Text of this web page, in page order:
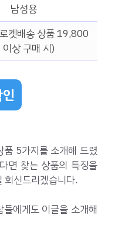
남성용
켓배송 상품 19,800
이상 구매 시)
5가지를 소개해 드렸
면 찾는 상품의 특징을
회신드리겠습니다.
에게도 이글을 소개해